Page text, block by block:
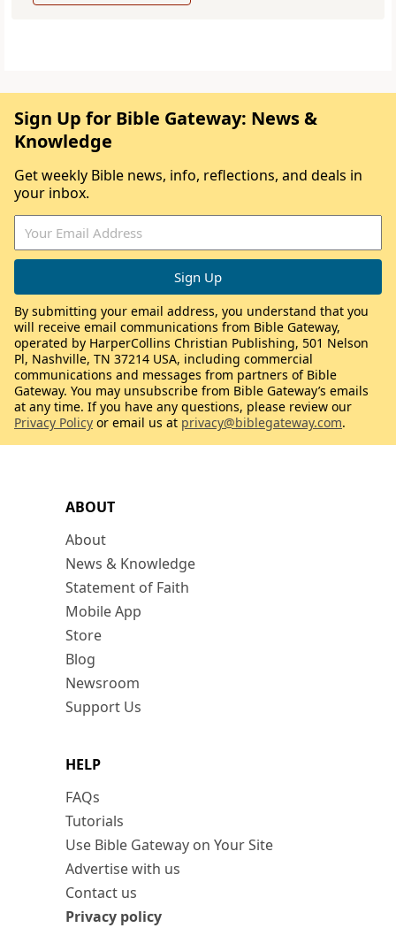
ABOUT
About
News & Knowledge
Statement of Faith
Mobile App
Store
Blog
Newsroom
Support Us
HELP
FAQs
Tutorials
Use Bible Gateway on Your Site
Advertise with us
Contact us
Privacy policy
Sign Up for Bible Gateway: News &
Knowledge
Get weekly Bible news, info, reflections, and deals in
your inbox.
By submitting your email address, you understand that you
will receive email communications from Bible Gateway,
operated by HarperCollins Christian Publishing, 501 Nelson
Pl, Nashville, TN 37214 USA, including commercial
communications and messages from partners of Bible
Gateway. You may unsubscribe from Bible Gateway’s emails
at any time. If you have any questions, please review our
Privacy Policy or email us at privacy@biblegateway.com.